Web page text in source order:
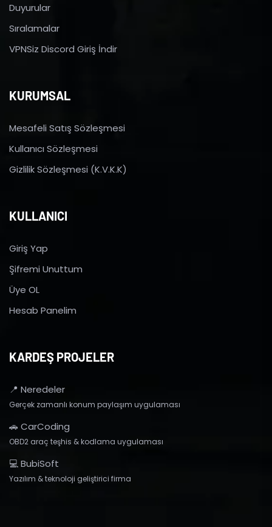
Duyurular
Sıralamalar
VPNSiz Discord Giriş İndir
KURUMSAL
Mesafeli Satış Sözleşmesi
Kullanıcı Sözleşmesi
Gizlilik Sözleşmesi (K.V.K.K)
KULLANICI
Giriş Yap
Şifremi Unuttum
Üye OL
Hesab Panelim
KARDEŞ PROJELER
📍 Neredeler
Gerçek zamanlı konum paylaşım uygulaması
🚗 CarCoding
OBD2 araç teşhis & kodlama uygulaması
💻 BubiSoft
Yazılım & teknoloji geliştirici firma